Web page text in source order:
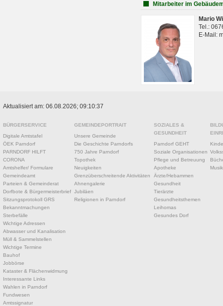
Mitarbeiter im
Mario
Tel.:
E-Mail:
Aktualisiert am: 06.08.2026; 09:10:37
BÜRGERSERVICE
Digitale Amtstafel
ÖEK Parndorf
PARNDORF HILFT
CORONA
Amtshelfer/ Formulare
Gemeindeamt
Parteien & Gemeinderat
Dorfbote & Bürgermeisterbrief
Sitzungsprotokoll GRS
Bekanntmachungen
Sterbefälle
Wichtige Adressen
Abwasser und Kanalisation
Müll & Sammelstellen
Wichtige Termine
Bauhof
Jobbörse
Kataster & Flächenwidmung
Interessante Links
Wahlen in Parndorf
Fundwesen
Amtssignatur
GEMEINDEPORTRAIT
Unsere Gemeinde
Die Geschichte Parndorfs
750 Jahre Parndorf
Topothek
Neuigkeiten
Grenzüberschreitende Aktivitäten
Ahnengalerie
Jubiläen
Religionen in Parndorf
SOZIALES &
GESUNDHEIT
Parndorf GEHT
Soziale Organisationen
Pflege und Betreuung
Apotheke
Ärzte/Hebammen
Gesundheit
Tierärzte
Gesundheitsthemen
Leihomas
Gesundes Dorf